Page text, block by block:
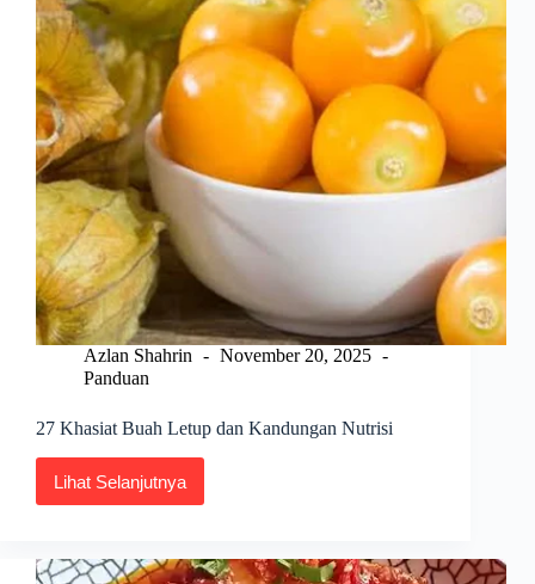
Azlan Shahrin
November 20, 2025
Panduan
27 Khasiat Buah Letup dan Kandungan Nutrisi
Lihat Selanjutnya
27
Khasiat
dan